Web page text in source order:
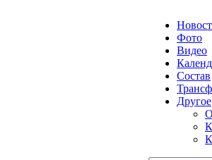
Фото
Видео
Состав
Другое